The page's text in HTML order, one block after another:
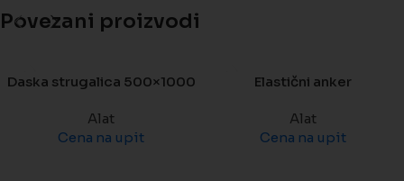
Povezani proizvodi
Daska strugalica 500×1000
Alat
Cena na upit
Elastični anker
Alat
Cena na upit